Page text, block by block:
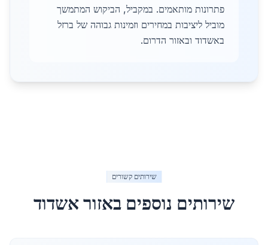
פתרונות מותאמים. במקביל, הביקוש המתמשך
מוביל ליציבות במחירים וזמינות גבוהה של ברזל
באשדוד ובאזור הדרום.
שירותים קשורים
שירותים נוספים באזוראשדוד